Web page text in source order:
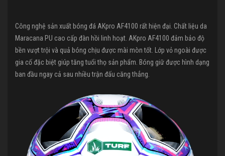
Công nghệ sản xuất bóng đá AKpro AF4100 rất hiện đại. Chất liệu da
Maracana PU cao cấp đàn hồi linh hoạt. AKpro AF4100 đảm bảo độ
bền vượt trội và quả bóng chịu được mài mòn tốt. Lớp vỏ ngoài được
gia cố đặc biệt giúp tăng tuổi thọ sản phẩm. Bóng giữ được hình dạng
ban đầu ngay cả sau nhiều trận đấu căng thẳng.